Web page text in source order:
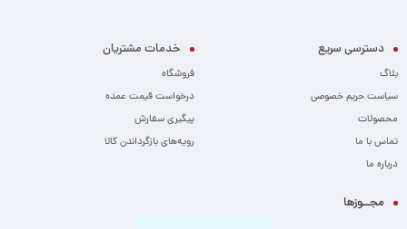
دسترسی سریع
بلاگ
سیاست حریم خصوصی
محصولات
تماس با ما
درباره ما
خدمات مشتریان
فروشگاه
درخواست قیمت عمده
پیگیری سفارش
رویه‌های بازگرداندن کالا
مجــوزها